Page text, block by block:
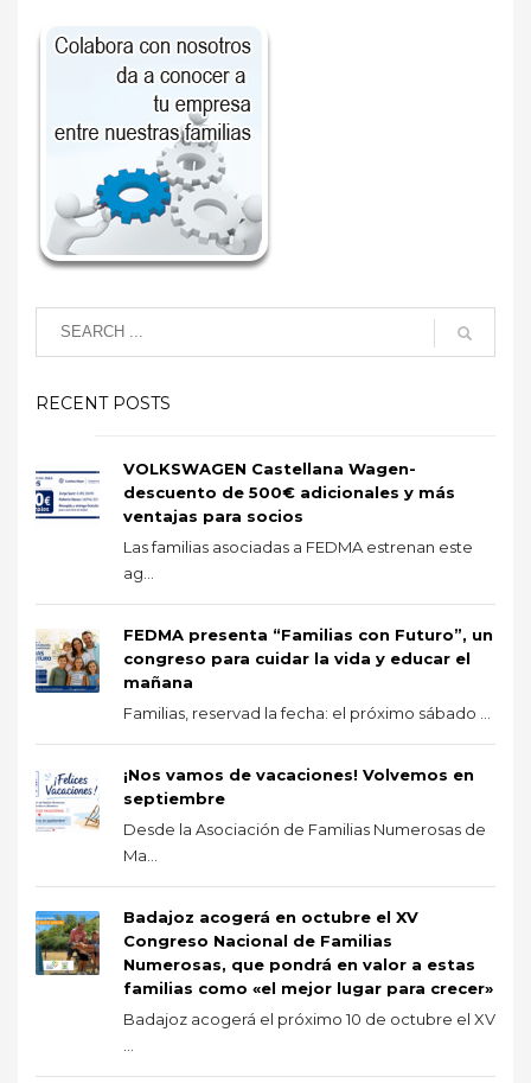
RECENT POSTS
VOLKSWAGEN Castellana Wagen-
descuento de 500€ adicionales y más
ventajas para socios
Las familias asociadas a FEDMA estrenan este
ag...
FEDMA presenta “Familias con Futuro”, un
congreso para cuidar la vida y educar el
mañana
Familias, reservad la fecha: el próximo sábado ...
¡Nos vamos de vacaciones! Volvemos en
septiembre
Desde la Asociación de Familias Numerosas de
Ma...
Badajoz acogerá en octubre el XV
Congreso Nacional de Familias
Numerosas, que pondrá en valor a estas
familias como «el mejor lugar para crecer»
Badajoz acogerá el próximo 10 de octubre el XV